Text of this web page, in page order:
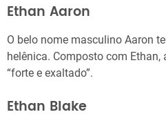
Ethan Aaron
O belo nome masculino Aaron
helênica. Composto com
“forte e exaltado”.
Ethan Blake